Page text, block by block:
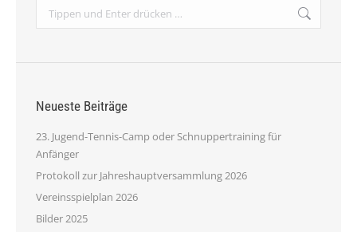
Neueste Beiträge
23. Jugend-Tennis-Camp oder Schnuppertraining für
Anfänger
Protokoll zur Jahreshauptversammlung 2026
Vereinsspielplan 2026
Bilder 2025